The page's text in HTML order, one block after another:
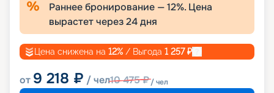
Раннее бронирование —12%. Цена
вырастет через24дня
Цена снижена на 12% / Выгода 1 257₽
от 9 218 ₽ / чел10 475₽/ чел